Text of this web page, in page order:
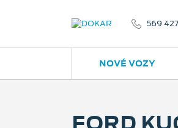
569
NOVÉ VOZY